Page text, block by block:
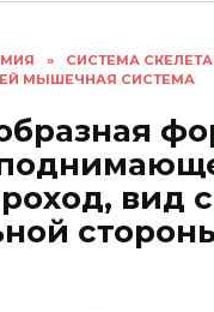
»
СИСТЕМА
МЫШЕЧНАЯ СИСТЕМА
вид с